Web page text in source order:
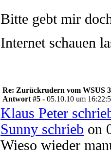
Bitte gebt mir
Internet schauen
Re: Zurückrudern vom WSUS
Antwort #5 - 05.10.10 um
Klaus Peter
Sunny schrieb on
Wieso wieder